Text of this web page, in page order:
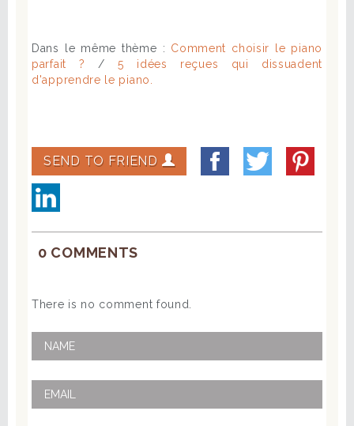
Dans le même thème : Comment choisir le piano
parfait ?
/5 idées reçues qui dissuadent
d'apprendre le piano.
SEND TO FRIEND
0 COMMENTS
There is no comment found.